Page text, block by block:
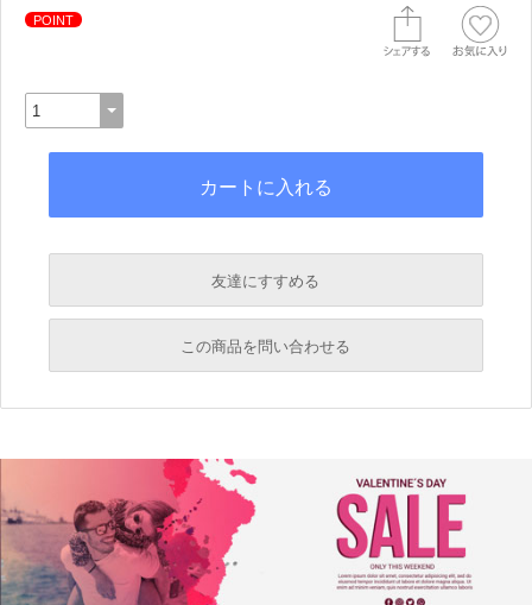
POINT
友達にすすめる
必須
必須
この商品を問い合わせる
必須